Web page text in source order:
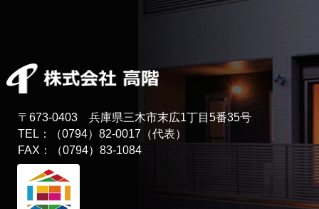
〒673-0403 兵庫県三木市末広1丁目5番35号
TEL：（0794）82-0017（代表）
FAX：（0794）83-1084